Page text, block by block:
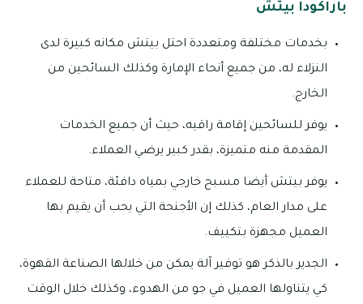
باراكودا بيتش
بخدمات مختلفة ومتعددة احتل بيتش مكانه كبيرة لدى
النزلاء له، من جميع أنحاء الإمارة وكذلك السائحين من
الخارج.
يوفر للسائحين إقامة راقيه، حيث أن جميع الخدمات
المقدمة منه متميزة، بقدر كبير يرضي العملاء.
يوفر بيتش أيضا مسبح خارجي بمياه دافئة، متاحة للعملاء
على مدار العام، كذلك إن الأجنحة التي يحب أن يقيم بها
العميل مجهزة بتكييف.
الجدير بالذكر هو توفير آلة يمكن من خلالها الصناعة القهوة،
كي يتناولها العميل في جو من الهدوء، وكذلك خلال الوقت